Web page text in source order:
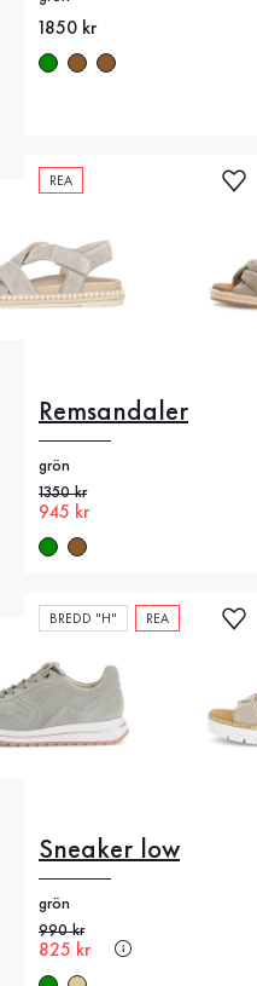
Nytt pris
1850 kr
REA
Remsandaler
grön
Gammalt pris
1350 kr
Nytt pris
945 kr
BREDD "H" REA
Sneaker low
grön
Gammalt pris
990 kr
Nytt pris
825 kr